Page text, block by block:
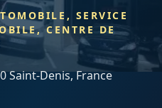
SERVICE
CENTRE DE
Saint-Denis, France